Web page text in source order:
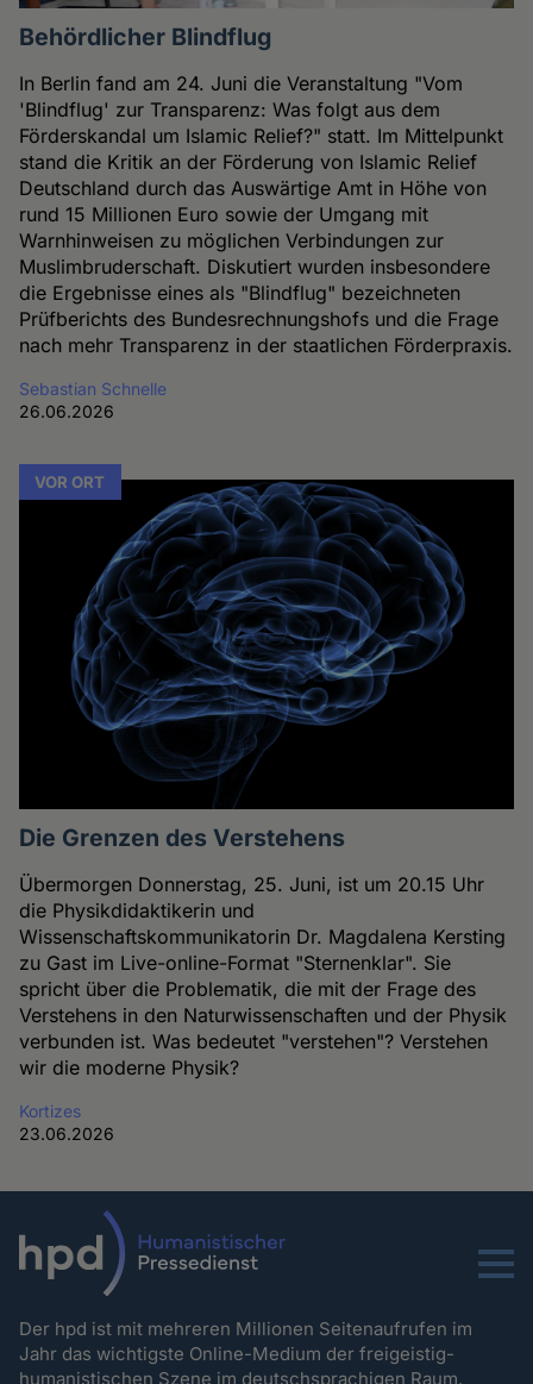
Behördlicher Blindflug
In Berlin fand am 24. Juni die Veranstaltung "Vom
'Blindflug' zur Transparenz: Was folgt aus dem
Förderskandal um Islamic Relief?" statt. Im Mittelpunkt
stand die Kritik an der Förderung von Islamic Relief
Deutschland durch das Auswärtige Amt in Höhe von
rund 15 Millionen Euro sowie der Umgang mit
Warnhinweisen zu möglichen Verbindungen zur
Muslimbruderschaft. Diskutiert wurden insbesondere
die Ergebnisse eines als "Blindflug" bezeichneten
Prüfberichts des Bundesrechnungshofs und die Frage
nach mehr Transparenz in der staatlichen Förderpraxis.
Sebastian Schnelle
26.06.2026
VOR ORT
Die Grenzen des Verstehens
Übermorgen Donnerstag, 25. Juni, ist um 20.15 Uhr
die Physikdidaktikerin und
Wissenschaftskommunikatorin Dr. Magdalena Kersting
zu Gast im Live-online-Format "Sternenklar". Sie
spricht über die Problematik, die mit der Frage des
Verstehens in den Naturwissenschaften und der Physik
verbunden ist. Was bedeutet "verstehen"? Verstehen
wir die moderne Physik?
Kortizes
23.06.2026
Menu
Der hpd ist mit mehreren Millionen Seitenaufrufen im
Jahr das wichtigste Online-Medium der freigeistig-
humanistischen Szene im deutschsprachigen Raum.